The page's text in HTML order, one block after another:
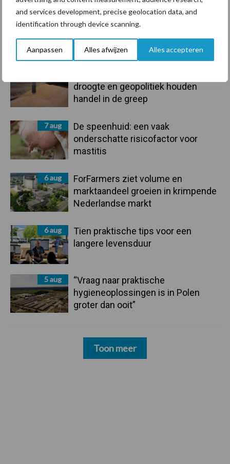
and services development, precise geolocation data, and
identification through device scanning.
Aanpassen Alles afwijzen Alles accepteren
Primaire
Sidebar
Recent nieuws Partner nieuws
droogte en geopolitiek houden
handel in de greep
7 aug
De speenhuid: een vaak
onderschatte risicofactor voor
mastitis
6 aug
ForFarmers ziet volume en
marktaandeel groeien in krimpende
Nederlandse markt
6 aug
Tien praktische tips voor een
langere levensduur
5 aug
“Vraag naar praktische
hygieneoplossingen is in Polen
groter dan ooit”
Toon meer